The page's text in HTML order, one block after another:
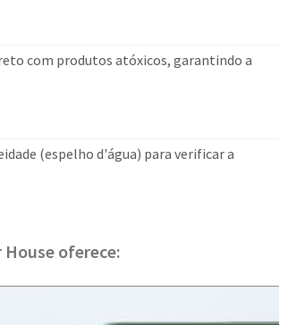
com produtos atóxicos, garantindo a
(espelho d'água) para verificar a
House oferece: